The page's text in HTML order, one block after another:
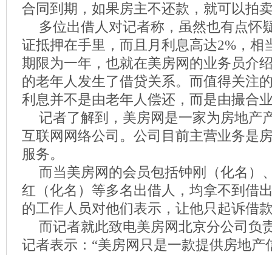
合同到期，如果房主不还款，就可以拍
多位出借人对记者称，虽然也有点怀
证抵押在手里，而且月利息高达2%，相
期限为一年，也就在美房网的业务员介
的老年人发生了借贷关系。而值得关注
利息并不是由老年人偿还，而是由撮合
记者了解到，美房网是一家为房地产
互联网网络公司。公司目前主营业务是
服务。
而当美房网的会员包括钟刚（化名）
红（化名）等多名出借人，均拿不到借
的工作人员对他们表示，让他只起诉借
而记者就此致电美房网北京分公司负
记者表示：“美房网只是一款提供房地产